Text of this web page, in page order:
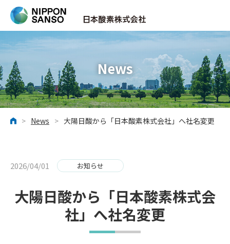
News
ホーム
> News > 大陽日酸から「日本酸素株式会社」へ社名変更
2026/04/01 お知らせ
大陽日酸から「日本酸素株式会
社」へ社名変更